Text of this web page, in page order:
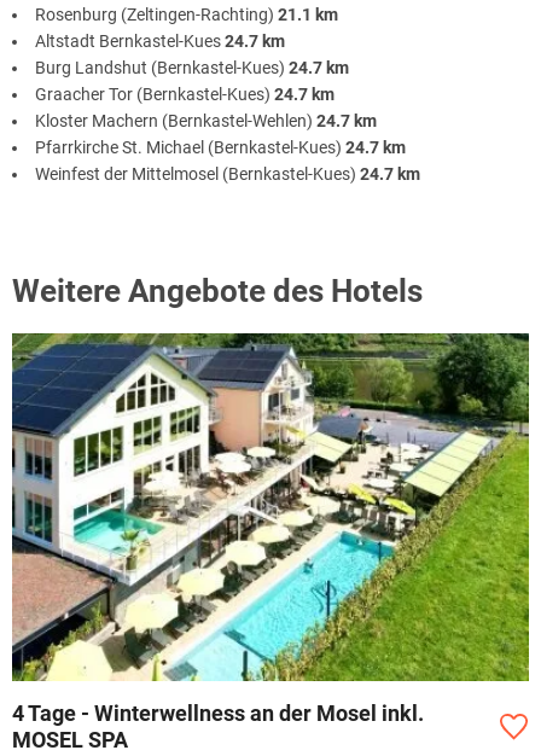
Rosenburg (Zeltingen-Rachting) 21.1 km
Altstadt Bernkastel-Kues24.7 km
Burg Landshut (Bernkastel-Kues) 24.7 km
Graacher Tor (Bernkastel-Kues) 24.7 km
Kloster Machern (Bernkastel-Wehlen) 24.7 km
Pfarrkirche St. Michael (Bernkastel-Kues) 24.7 km
Weinfest der Mittelmosel (Bernkastel-Kues) 24.7 km
Weitere Angebote des Hotels
4 Tage - Winterwellness an der Mosel inkl.
MOSEL SPA